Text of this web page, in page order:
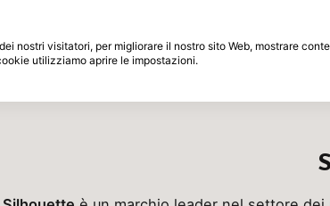
In arrivo
nostri visitatori, per migliorare il nostro sito Web, mostrare
utilizziamo aprire le impostazioni.